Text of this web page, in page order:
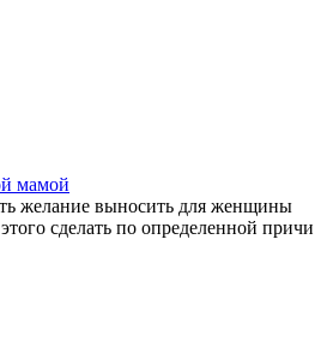
мамой
желание выносить для женщины
сделать по определенной причи